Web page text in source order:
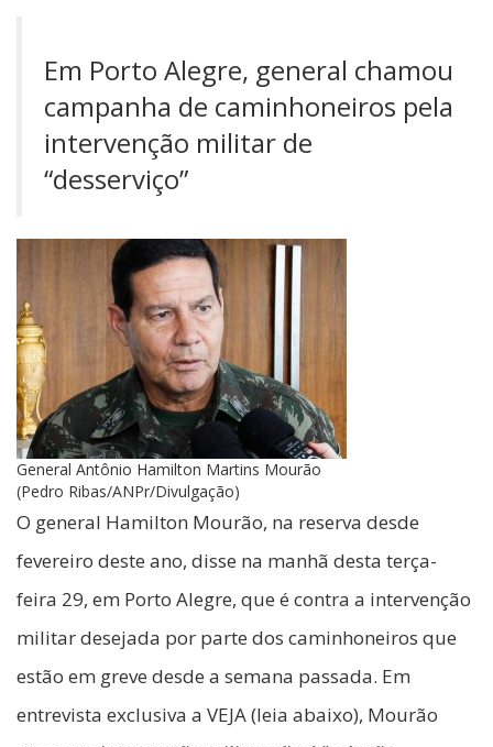
Em Porto Alegre, general chamou
campanha de caminhoneiros pela
intervenção militar de
“desserviço”
General Antônio Hamilton Martins Mourão
(Pedro Ribas/ANPr/Divulgação)
O general Hamilton Mourão, na reserva desde
fevereiro deste ano, disse na manhã desta terça-
feira 29, em Porto Alegre, que é contra a intervenção
militar desejada por parte dos caminhoneiros que
estão em greve desde a semana passada. Em
entrevista exclusiva a VEJA (leia abaixo), Mourão